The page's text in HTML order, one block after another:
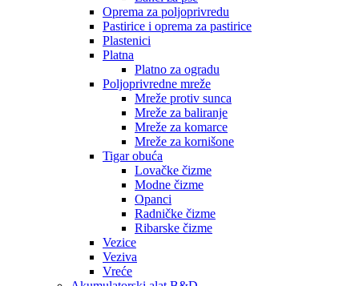
Oprema za poljoprivredu
Pastirice i oprema za pastirice
Plastenici
Platna
Platno za ogradu
Poljoprivredne mreže
Mreže protiv sunca
Mreže za baliranje
Mreže za komarce
Mreže za kornišone
Tigar obuća
Lovačke čizme
Modne čizme
Opanci
Radničke čizme
Ribarske čizme
Vezice
Veziva
Vreće